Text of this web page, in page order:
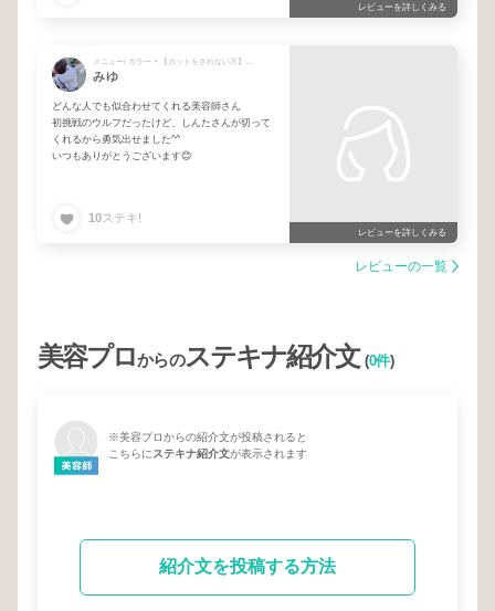
レビューを詳しくみる
みゆ
どんな人でも似合わせてくれる美容師さん
初挑戦のウルフだったけど、しんたさんが切って
くれるから勇気出せました^^
いつもありがとうございます😊
10ステキ!
レビューを詳しくみる
レビューの一覧
美容プロからのステキナ紹介文(0件)
※美容プロからの紹介文が投稿されると
こちらにステキナ紹介文が表示されます
紹介文を投稿する方法